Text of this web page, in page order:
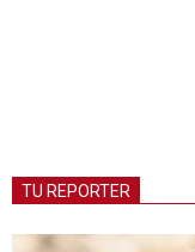
TU REPORTER